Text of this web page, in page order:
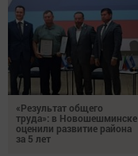
«Результат общего
труда»: в Новошешминске
оценили развитие района
за 5 лет